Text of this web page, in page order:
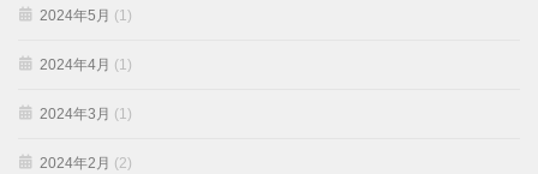
2024年5月 (1)
2024年4月 (1)
2024年3月 (1)
2024年2月 (2)